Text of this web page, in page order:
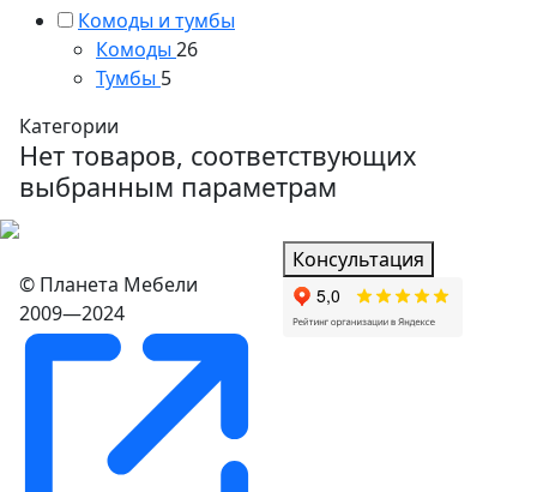
Комоды и тумбы
Комоды 26
Тумбы 5
Категории
Нет товаров, соответствующих
выбранным параметрам
© Планета Мебели
2009—2024
Консультация